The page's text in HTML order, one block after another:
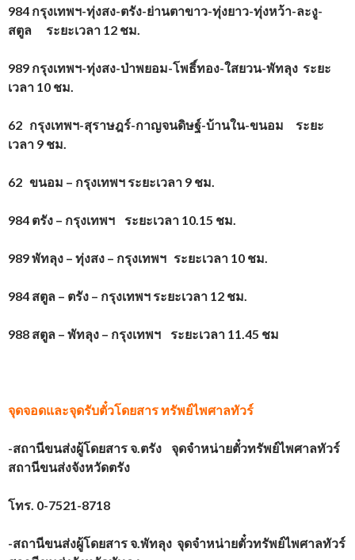
984 กรุงเทพฯ-ทุ่งสง-ตรัง-ย่านตาขาว-ทุ่งยาว-ทุ่งหว้า-ละงู-
สตูล ระยะเวลา 12 ชม.
989 กรุงเทพฯ-ทุ่งสง-ป่าพยอม-โพธิ์ทอง-ใสยวน-พัทลุง ระยะ
เวลา 10 ชม.
62 กรุงเทพฯ-สุราษฎร์-กาญจนดิษฐ์-บ้านใน-ขนอม ระยะ
เวลา 9 ชม.
62 ขนอม – กรุงเทพฯ ระยะเวลา 9 ชม.
984 ตรัง – กรุงเทพฯ ระยะเวลา 10.15 ชม.
989 พัทลุง – ทุ่งสง – กรุงเทพฯ ระยะเวลา 10 ชม.
984 สตูล – ตรัง – กรุงเทพฯ ระยะเวลา 12 ชม.
988 สตูล – พัทลุง – กรุงเทพฯ ระยะเวลา 11.45 ชม
จุดจอดและจุดรับตั๋วโดยสารทรัพย์ไพศาลทัวร์
-สถานีขนส่งผู้โดยสาร จ.ตรัง จุดจำหน่ายตั๋วทรัพย์ไพศาลทัวร์
สถานีขนส่งจังหวัดตรัง
โทร. 0-7521-8718
-สถานีขนส่งผู้โดยสาร จ.พัทลุง จุดจำหน่ายตั๋วทรัพย์ไพศาลทัวร์